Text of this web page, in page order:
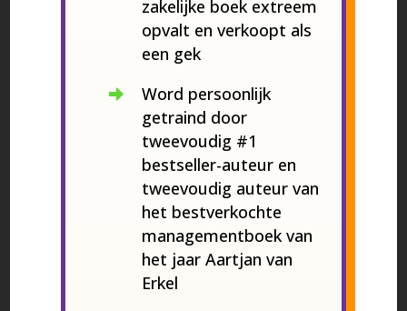
zakelijke boek extreem
opvalt en verkoopt als
een gek
Word persoonlijk
getraind door
tweevoudig #1
bestseller-auteur en
tweevoudig auteur van
het bestverkochte
managementboek van
het jaar Aartjan van
Erkel